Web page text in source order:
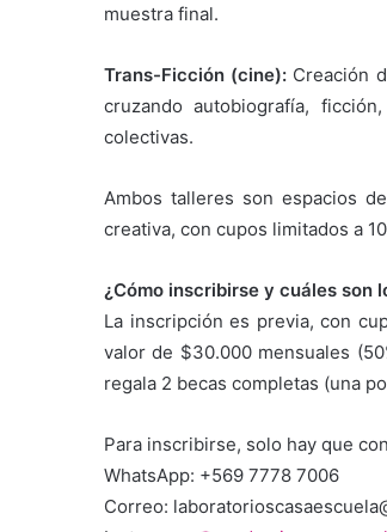
muestra final.
Trans-Ficción (cine): Creación
cruzando autobiografía,
colectivas.
Ambos talleres son espacios
creativa, con cupos limitados a
¿Cómo inscribirse y cuáles son
La inscripción es previa, con
valor de $30.000 mensuales
regala 2 becas completas (una
Para inscribirse, solo hay que
WhatsApp: +569 7778 7006
Correo: